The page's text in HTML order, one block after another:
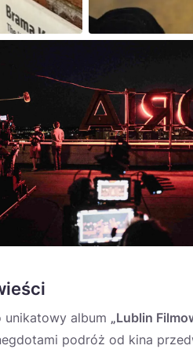
unikatowy album „Lublin
podróż od kina